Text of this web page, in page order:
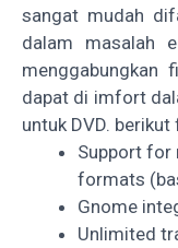
sangat mudah
dalam masalah
menggabungkan
dapat di imfort
untuk DVD.
Support for
formats
Gnome
Unlimited